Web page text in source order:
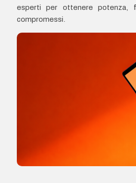
esperti per ottenere potenza,
compromessi.